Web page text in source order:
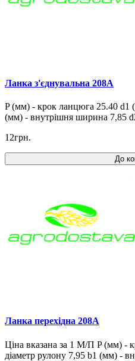
Ланка з'єднувальна 208A
P (мм) - крок ланцюга 25.40 d1
(мм) - внутрішня ширина 7,85
12грн.
До
Ланка перехідна 208A
Ціна вказана за 1 М/П P (мм) -
діаметр рулону 7,95 b1 (мм) -